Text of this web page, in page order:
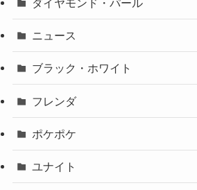
ダイヤモンド・パール
ニュース
ブラック・ホワイト
フレンダ
ポケポケ
ユナイト